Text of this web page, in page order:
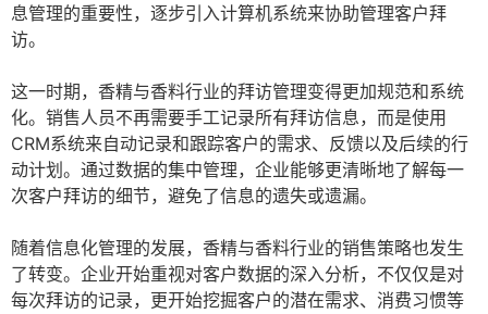
息管理的重要性，逐步引入计算机系统来协助管理客户拜
访。
这一时期，香精与香料行业的拜访管理变得更加规范和系统
化。销售人员不再需要手工记录所有拜访信息，而是使用
CRM系统来自动记录和跟踪客户的需求、反馈以及后续的行
动计划。通过数据的集中管理，企业能够更清晰地了解每一
次客户拜访的细节，避免了信息的遗失或遗漏。
随着信息化管理的发展，香精与香料行业的销售策略也发生
了转变。企业开始重视对客户数据的深入分析，不仅仅是对
每次拜访的记录，更开始挖掘客户的潜在需求、消费习惯等